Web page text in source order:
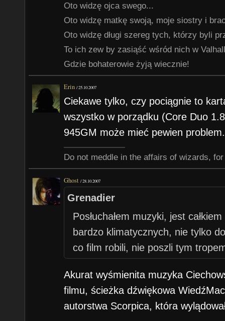
Oto widzę ojca swego...
Oto widzę matkę swoją, moje siostry i
Oto widzę długi szereg tych, którzy byli
To ich zew by zasiąść wśród nich w
Gdzie bohaterowie żyją wiecznie!
Erin /25.10.2007
Ciekawe tylko, czy pociągnie to
wszystko w porządku (Core Duo
945GM może mieć pewien
Do not meddle in the affairs of wizards,
Ghost /28.10.2007
Grenadier
Posłuchałem muzyki, jest
bardzo klimatycznych, nie tylko
co film robili, nie poszli tym
Akurat wyśmienita muzyka
filmu, ścieżka dźwiękowa
autorstwa Scorpica, która